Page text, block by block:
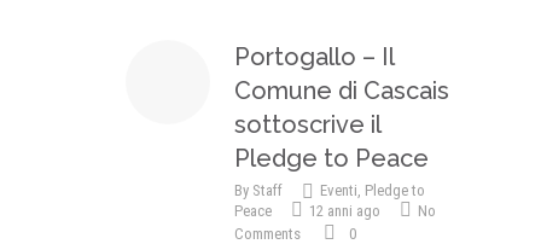
Portogallo – Il
Comune di Cascais
sottoscrive il
Pledge to Peace
By Staff Eventi, Pledge to
Peace
12 anni ago
No
Comments
0